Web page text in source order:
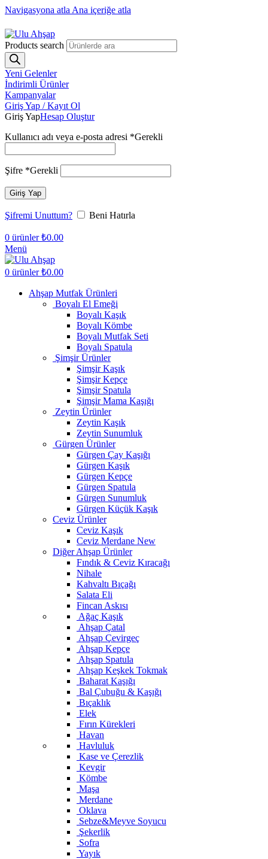
Navigasyona atla Ana içeriğe atla
Products search
Yeni Gelenler
İndirimli Ürünler
Kampanyalar
Giriş Yap / Kayıt Ol
Giriş YapHesap Oluştur
Kullanıcı adı veya e-posta adresi *Gerekli
Şifre *Gerekli
Giriş Yap
Şifremi Unuttum? Beni Hatırla
0 ürünler ₺0.00
Menü
0 ürünler ₺0.00
Ahşap Mutfak Ürünleri
Boyalı El Emeği
Boyalı Kaşık
Boyalı Kömbe
Boyalı Mutfak Seti
Boyalı Spatula
Şimşir Ürünler
Şimşir Kaşık
Şimşir Kepçe
Şimşir Spatula
Şimşir Mama Kaşığı
Zeytin Ürünler
Zeytin Kaşık
Zeytin Sunumluk
Gürgen Ürünler
Gürgen Çay Kaşığı
Gürgen Kaşık
Gürgen Kepçe
Gürgen Spatula
Gürgen Sunumluk
Gürgen Küçük Kaşık
Ceviz Ürünler
Ceviz Kaşık
Ceviz Merdane New
Diğer Ahşap Ürünler
Fındık & Ceviz Kıracağı
Nihale
Kahvaltı Bıçağı
Salata Eli
Fincan Askısı
Ağaç Kaşık
Ahşap Çatal
Ahşap Çevirgeç
Ahşap Kepçe
Ahşap Spatula
Ahşap Keşkek Tokmak
Baharat Kaşığı
Bal Çubuğu & Kaşığı
Bıçaklık
Elek
Fırın Kürekleri
Havan
Havluluk
Kase ve Çerezlik
Kevgir
Kömbe
Maşa
Merdane
Oklava
Sebze&Meyve Soyucu
Şekerlik
Sofra
Yayık